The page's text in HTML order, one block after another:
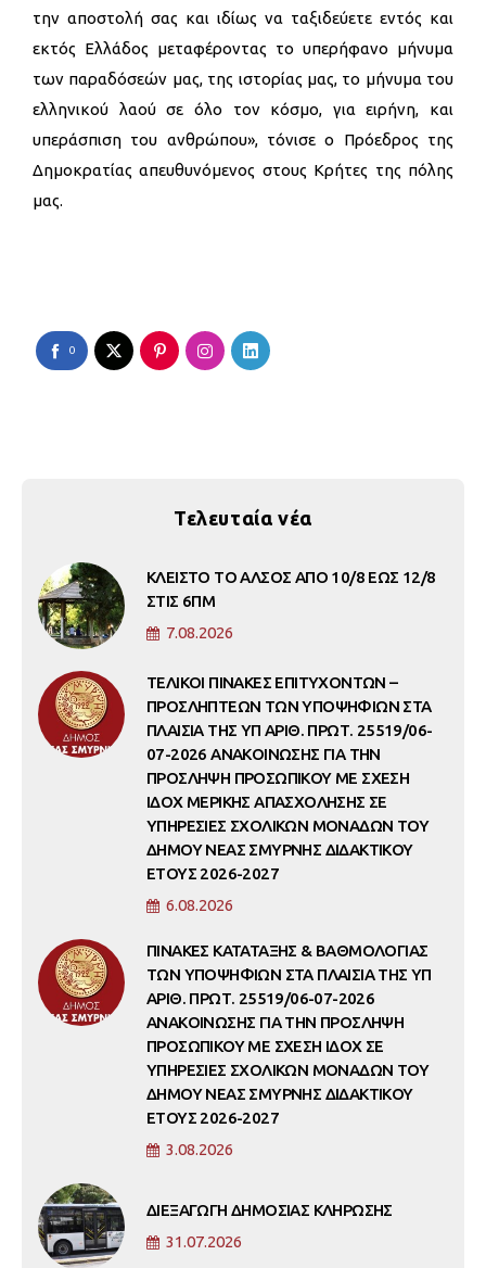
την αποστολή σας και ιδίως να ταξιδεύετε εντός και
εκτός Ελλάδος μεταφέροντας το υπερήφανο μήνυμα
των παραδόσεών μας, της ιστορίας μας, το μήνυμα του
ελληνικού λαού σε όλο τον κόσμο, για ειρήνη, και
υπεράσπιση του ανθρώπου», τόνισε ο Πρόεδρος της
Δημοκρατίας απευθυνόμενος στους Κρήτες της πόλης
μας.
0
Τελευταία νέα
ΚΛΕΙΣΤΟ ΤΟ ΑΛΣΟΣ ΑΠΟ 10/8 ΕΩΣ 12/8
ΣΤΙΣ 6ΠΜ
7.08.2026
ΤΕΛΙΚΟΙ ΠΙΝΑΚΕΣ ΕΠΙΤΥΧΟΝΤΩΝ –
ΠΡΟΣΛΗΠΤΕΩΝ ΤΩΝ ΥΠΟΨΗΦΙΩΝ ΣΤΑ
ΠΛΑΙΣΙΑ ΤΗΣ ΥΠ ΑΡΙΘ. ΠΡΩΤ. 25519/06-
07-2026 ΑΝΑΚΟΙΝΩΣΗΣ ΓΙΑ ΤΗΝ
ΠΡΟΣΛΗΨΗ ΠΡΟΣΩΠΙΚΟΥ ΜΕ ΣΧΕΣΗ
ΙΔΟΧ ΜΕΡΙΚΗΣ ΑΠΑΣΧΟΛΗΣΗΣ ΣΕ
ΥΠΗΡΕΣΙΕΣ ΣΧΟΛΙΚΩΝ ΜΟΝΑΔΩΝ ΤΟΥ
ΔΗΜΟΥ ΝΕΑΣ ΣΜΥΡΝΗΣ ΔΙΔΑΚΤΙΚΟΥ
ΕΤΟΥΣ 2026-2027
6.08.2026
ΠΙΝΑΚΕΣ ΚΑΤΑΤΑΞΗΣ & ΒΑΘΜΟΛΟΓΙΑΣ
ΤΩΝ ΥΠΟΨΗΦΙΩΝ ΣΤΑ ΠΛΑΙΣΙΑ ΤΗΣ ΥΠ
ΑΡΙΘ. ΠΡΩΤ. 25519/06-07-2026
ΑΝΑΚΟΙΝΩΣΗΣ ΓΙΑ ΤΗΝ ΠΡΟΣΛΗΨΗ
ΠΡΟΣΩΠΙΚΟΥ ΜΕ ΣΧΕΣΗ ΙΔΟΧ ΣΕ
ΥΠΗΡΕΣΙΕΣ ΣΧΟΛΙΚΩΝ ΜΟΝΑΔΩΝ ΤΟΥ
ΔΗΜΟΥ ΝΕΑΣ ΣΜΥΡΝΗΣ ΔΙΔΑΚΤΙΚΟΥ
ΕΤΟΥΣ 2026-2027
3.08.2026
ΔΙΕΞΑΓΩΓΗ ΔΗΜΟΣΙΑΣ ΚΛΗΡΩΣΗΣ
31.07.2026